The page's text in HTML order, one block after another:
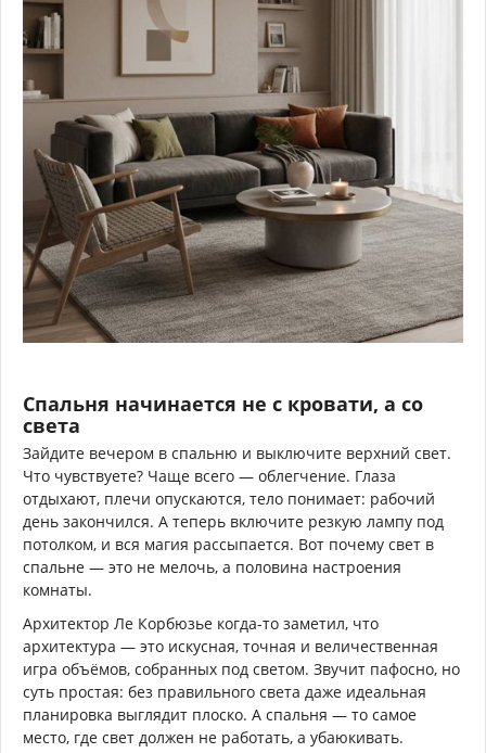
Спальня начинается не с кровати, а со
света
Зайдите вечером в спальню и выключите верхний свет.
Что чувствуете? Чаще всего — облегчение. Глаза
отдыхают, плечи опускаются, тело понимает: рабочий
день закончился. А теперь включите резкую лампу под
потолком, и вся магия рассыпается. Вот почему свет в
спальне — это не мелочь, а половина настроения
комнаты.
Архитектор Ле Корбюзье когда-то заметил, что
архитектура — это искусная, точная и величественная
игра объёмов, собранных под светом. Звучит пафосно, но
суть простая: без правильного света даже идеальная
планировка выглядит плоско. А спальня — то самое
место, где свет должен не работать, а убаюкивать.